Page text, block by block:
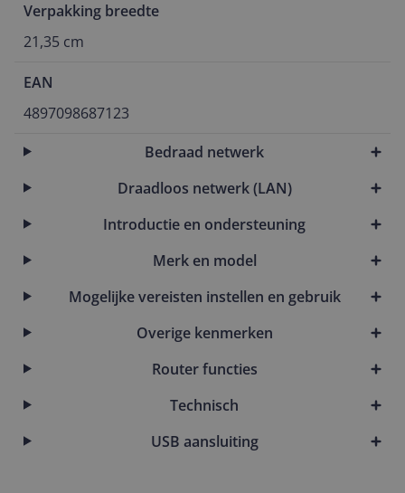
Verpakking breedte
21,35 cm
EAN
4897098687123
Bedraad netwerk
Draadloos netwerk (LAN)
Introductie en ondersteuning
Merk en model
Mogelijke vereisten instellen en gebruik
Overige kenmerken
Router functies
Technisch
USB aansluiting